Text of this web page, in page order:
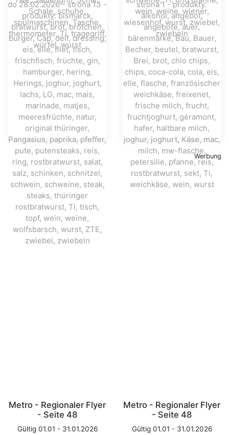
Werbung
Metro - Regionaler Flyer
- Seite 48
Gültig 01.01 - 31.01.2026
Metro - Regionaler Flyer
- Seite 48
Gültig 01.01 - 31.01.2026